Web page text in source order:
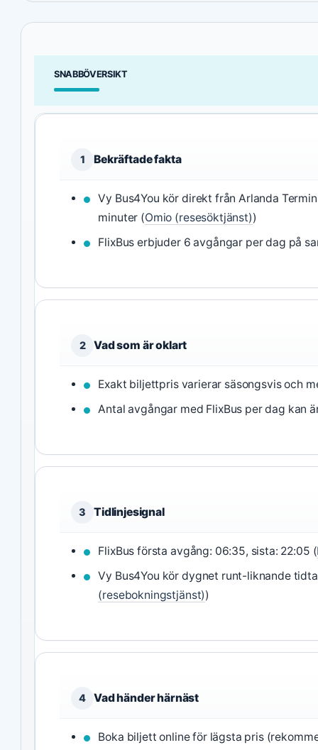
SNABBÖVERSIKT
1 Bekräftade fakta
Vy Bus4You kör direkt från Arlanda
minuter (Omio (resesöktjänst))
FlixBus erbjuder 6 avgångar per dag på
2 Vad som är oklart
Exakt biljettpris varierar säsongsvis och
Antal avgångar med FlixBus per dag kan
3 Tidlinjesignal
FlixBus första avgång: 06:35, sista: 22:05 (
Vy Bus4You kör dygnet runt-liknande
(resebokningstjänst))
4 Vad händer härnäst
Boka biljett online för lägsta pris